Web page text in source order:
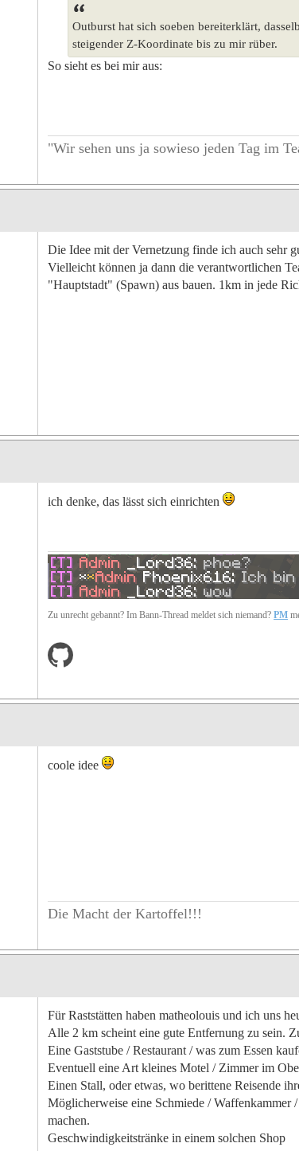
Outburst hat sich soeben bereiterklärt,
steigender Z-Koordinate bis zu mir rüber.
So sieht es bei mir aus:
"Wir sehen uns ja sowieso jeden Tag im
Die Idee mit der Vernetzung finde ich auch sehr
Vielleicht können ja dann die verantwortlichen
"Hauptstadt" (Spawn) aus bauen. 1km in jede
ich denke, das lässt sich einrichten
Zu unrecht gebannt? Im Bann-Thread meldet sich niemand? PM
coole idee
Die Macht der Kartoffel!!!
Für Raststätten haben matheolouis und ich uns
Alle 2 km scheint eine gute Entfernung zu sein.
Eine Gaststube / Restaurant / was zum Essen
Eventuell eine Art kleines Motel / Zimmer im
Einen Stall, oder etwas, wo berittene Reisende
Möglicherweise eine Schmiede / Waffenkammer
machen.
Geschwindigkeitstränke in einem solchen Shop